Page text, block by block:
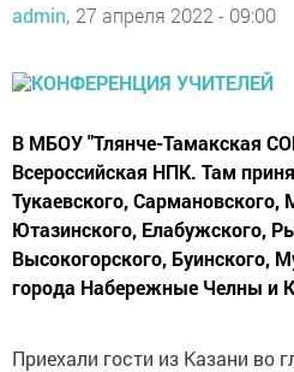
admin, 27 апреля 2022 - 09:00
В МБОУ "Тлянче-Тамакская
Всероссийская НПК. Там
Тукаевского, Сармановского,
Ютазинского, Елабужского,
Высокогорского, Буинского,
города Набережные Челны и
Приехали гости из Казани во